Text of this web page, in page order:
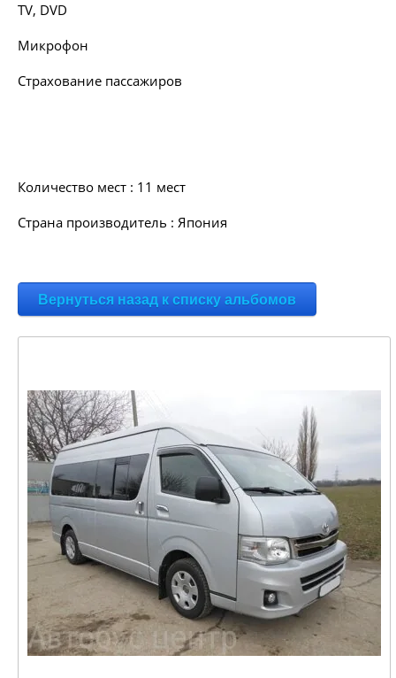
TV, DVD
Микрофон
Страхование пассажиров
Количество мест : 11 мест
Страна производитель : Япония
Вернуться назад к списку альбомов